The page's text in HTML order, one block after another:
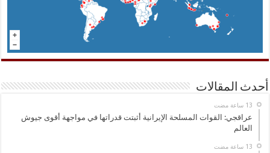
أحدث المقالات
عراقجي: القوات المسلحة الإيرانية أثبتت قدراتها في مواجهة أقوى جيوش
العالم